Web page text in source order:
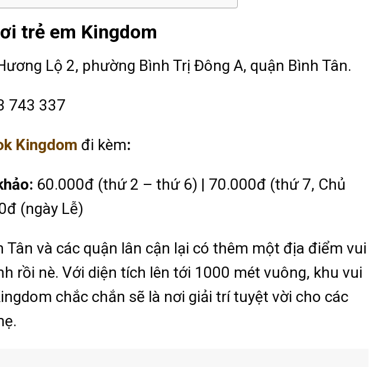
trẻ em Kingdom
Lộ 2, phường Bình Trị Đông A, quận Bình Tân.
743 337
Kingdom đi kèm:
60.000đ (thứ 2 – thứ 6) | 70.000đ (thứ 7, Chủ
(ngày Lễ)
Tân và các quận lân cận lại có thêm một địa điểm vui
rồi nè. Với diện tích lên tới 1000 mét vuông, khu vui
chắc chắn sẽ là nơi giải trí tuyệt vời cho các